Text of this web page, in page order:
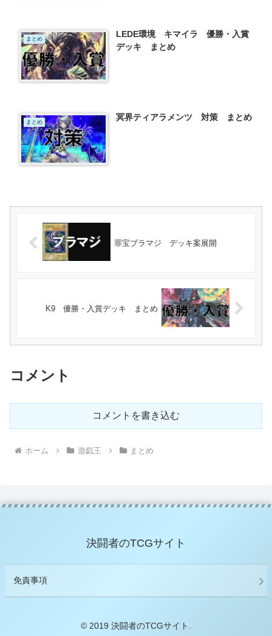
まとめ
LEDE環境 キマイラ 優勝・入賞
デッキ まとめ
まとめ 冥界ティアラメンツ 対策 まとめ
罪宝ブラマジ デッキ案展開
K9 優勝・入賞デッキ まとめ
コメント
コメントを書き込む
ホーム 遊戯王 まとめ
決闘者のTCGサイト
免責事項
© 2019 決闘者のTCGサイト.